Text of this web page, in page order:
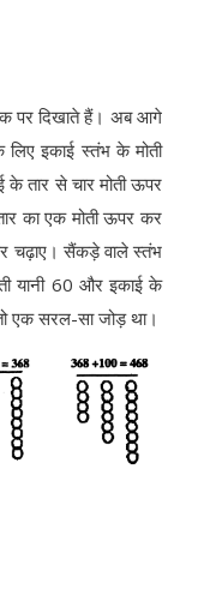
पर दिखाते हैं। अब आगे
इकाई स्तंभ के मोती
तार से चार मोती ऊपर
का एक मोती ऊपर कर
चढ़ाए। सैंकड़े वाले स्तंभ
यानी 60 और इकाई के
एक सरल-सा जोड़ था।